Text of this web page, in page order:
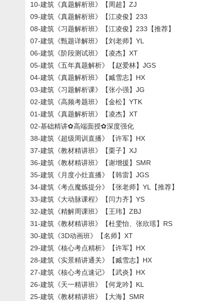
10-建筑《真题解析班》【周超】ZJ
09-建筑《真题解析班》【江凌俊】233
08-建筑《习题解析班》【江凌俊】233【推荐】
07-建筑《甄题详解班》【刘老师】YL
06-建筑《阶段测试班》【凌杰】XT
05-建筑《五年真题解析》【赵爱林】JGS
04-建筑《真题解析班》【臧雪志】HX
03-建筑《习题解析课》【张小强】JG
02-建筑《高频考题班》【金松】YTK
01-建筑《真题解析班》【凌杰】XT
02-基础精讲✿高端面授✿深度强化
38-建筑《超级周训直播》【许军】HX
37-建筑《教材精讲班》【栗子】XJ
36-建筑《教材精讲班》【谢增援】SMR
35-建筑《月度小灶直播》【韩雷】JGS
34-建筑《考点魔炼提分》【张老师】YL【推荐】
33-建筑《大动脉课程》【闫力齐】YS
32-建筑《精解周课班》【王玮】ZBJ
31-建筑《教材精讲班》【杜雯怡、张欣瑶】RS
30-建筑《3D动画班》【名师】XT
29-建筑《核心考点精析》【许军】HX
28-建筑《实景精讲通关》【臧雪志】HX
27-建筑《核心考点速记》【武炎】HX
26-建筑《天一精讲班》【何龙吟】KL
25-建筑《教材精讲班》【大海】SMR